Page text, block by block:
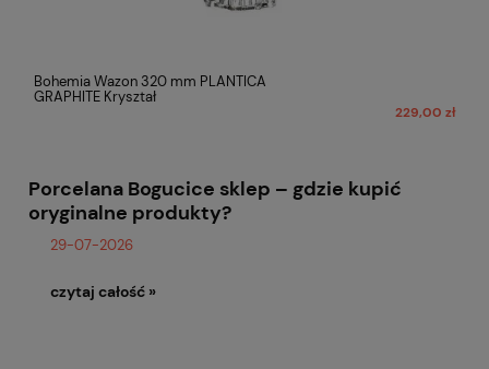
Bohemia Wazon 320 mm PLANTICA
GRAPHITE Kryształ
229,00 zł
Porcelana Bogucice sklep – gdzie kupić
oryginalne produkty?
29-07-2026
czytaj całość »